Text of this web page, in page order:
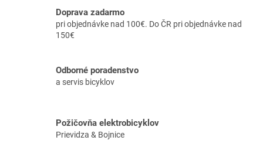
Doprava zadarmo
pri objednávke nad 100€. Do ČR pri objednávke nad
150€
Odborné poradenstvo
a servis bicyklov
Požičovňa elektrobicyklov
Prievidza & Bojnice